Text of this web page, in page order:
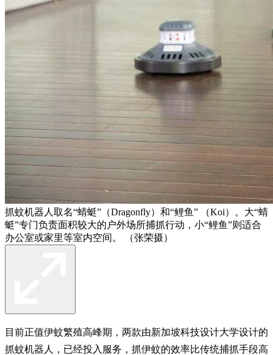
抓蚊机器人取名“蜻蜓”（Dragonfly）和“鲤鱼” （Koi）。大“蜻
蜓”专门负责面积较大的户外场所捕抓行动，小“鲤鱼”则适合
办公室或家里等室内空间。 （张荣摄）
目前正值伊蚊繁殖高峰期，两款由新加坡科技设计大学设计的
抓蚊机器人，已经投入服务，抓伊蚊的效率比传统捕抓手段高